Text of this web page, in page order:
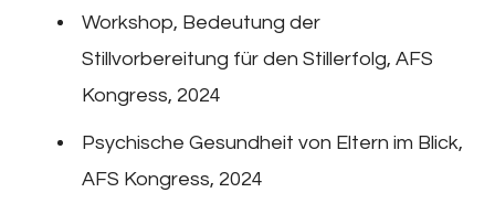
Workshop, Bedeutung der
Stillvorbereitung für den Stillerfolg, AFS
Kongress, 2024
Psychische Gesundheit von Eltern im Blick,
AFS Kongress, 2024